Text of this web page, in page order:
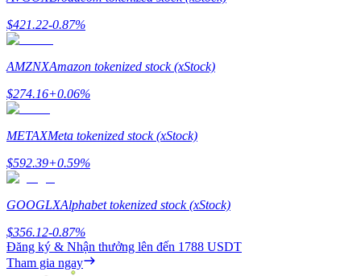
BTC Welcome Rewards
Deposit & Trade BTC to Share 25000 USDT prize pool!
Deposit CASHCAT & Win
$421.22-0.87%
AMZNXAmazon tokenized stock (xStock)
$274.16+0.06%
METAXMeta tokenized stock (xStock)
$592.39+0.59%
GOOGLXAlphabet tokenized stock (xStock)
$356.12-0.87%
Đăng ký & Nhận thưởng lên đến 1788 USDT
Tham gia ngay